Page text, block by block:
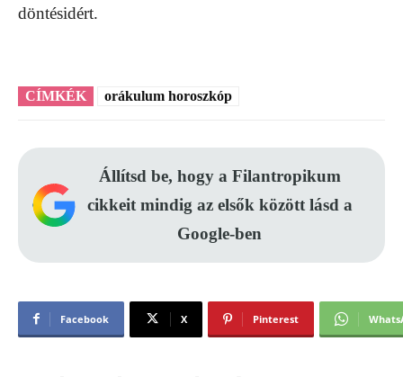
döntésidért.
CÍMKÉK orákulum horoszkóp
Állítsd be, hogy a Filantropikum
cikkeit mindig az elsők között lásd a
Google-ben
Facebook X Pinterest